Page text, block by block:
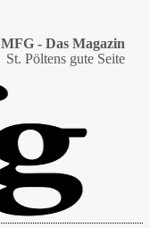
MFG - Das Magazin
St. Pöltens gute Seite